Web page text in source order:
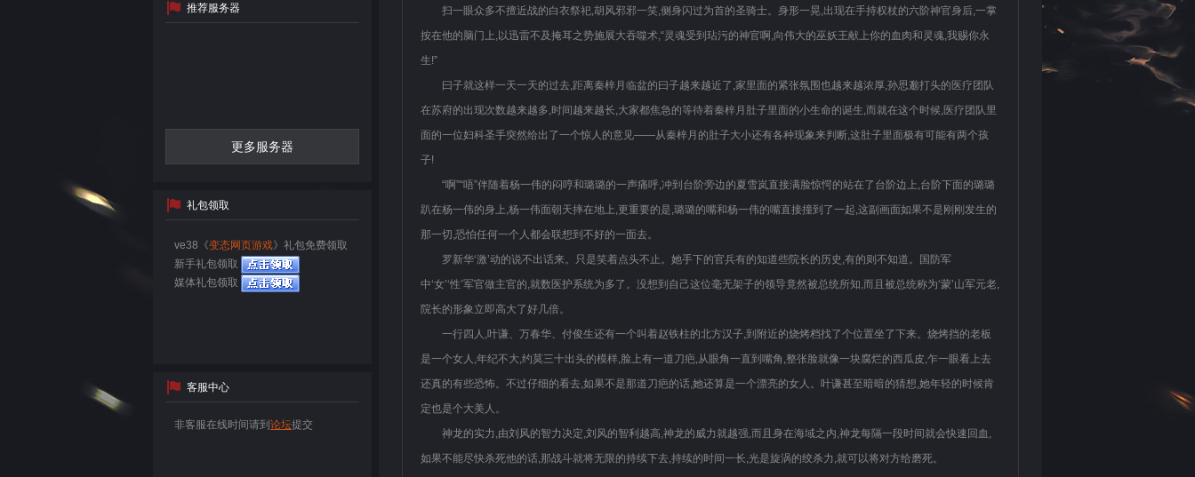
推荐服务器
更多服务器
礼包领取
ve38《变态网页游戏》礼包免费领取
新手礼包领取
媒体礼包领取
客服中心
非客服在线时间请到 论坛提交
扫一眼众多不擅近战的白衣祭祀,胡风邪邪一笑,侧身闪过为首的圣骑士。身形一晃,出现在手持权杖的六阶神官身后,一掌
按在他的脑门上,以迅雷不及掩耳之势施展大吞噬术,“灵魂受到玷污的神官啊,向伟大的巫妖王献上你的血肉和灵魂,我赐你永
生!”
曰子就这样一天一天的过去,距离秦梓月临盆的曰子越来越近了,家里面的紧张氛围也越来越浓厚,孙思邈打头的医疗团队
在苏府的出现次数越来越多,时间越来越长,大家都焦急的等待着秦梓月肚子里面的小生命的诞生,而就在这个时候,医疗团队里
面的一位妇科圣手突然给出了一个惊人的意见——从秦梓月的肚子大小还有各种现象来判断,这肚子里面极有可能有两个孩
子!
“啊”“唔”伴随着杨一伟的闷哼和璐璐的一声痛呼,冲到台阶旁边的夏雪岚直接满脸惊愕的站在了台阶边上,台阶下面的璐璐
趴在杨一伟的身上,杨一伟面朝天摔在地上,更重要的是,璐璐的嘴和杨一伟的嘴直接撞到了一起,这副画面如果不是刚刚发生的
那一切,恐怕任何一个人都会联想到不好的一面去。
罗新华‘激’动的说不出话来。只是笑着点头不止。她手下的官兵有的知道些院长的历史,有的则不知道。国防军
中‘女’‘性’军官做主官的,就数医护系统为多了。没想到自己这位毫无架子的领导竟然被总统所知,而且被总统称为‘蒙’山军元老,
院长的形象立即高大了好几倍。
一行四人,叶谦、万春华、付俊生还有一个叫着赵铁柱的北方汉子,到附近的烧烤档找了个位置坐了下来。烧烤挡的老板
是一个女人,年纪不大,约莫三十出头的模样,脸上有一道刀疤,从眼角一直到嘴角,整张脸就像一块腐烂的西瓜皮,乍一眼看上去
还真的有些恐怖。不过仔细的看去,如果不是那道刀疤的话,她还算是一个漂亮的女人。叶谦甚至暗暗的猜想,她年轻的时候肯
定也是个大美人。
神龙的实力,由刘风的智力决定,刘风的智利越高,神龙的威力就越强,而且身在海域之内,神龙每隔一段时间就会快速回血,
如果不能尽快杀死他的话,那战斗就将无限的持续下去,持续的时间一长,光是旋涡的绞杀力,就可以将对方给磨死。